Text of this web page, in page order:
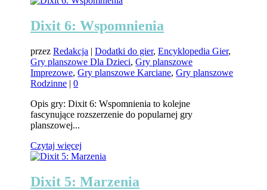
Dixit 6: Wspomnienia
przezRedakcja |Dodatki do gier,Encyklopedia Gier,
Gry planszowe Dla Dzieci,Gry planszowe
Imprezowe,Gry planszowe Karciane,Gry planszowe
Rodzinne |0
Opis gry: Dixit 6: Wspomnienia to kolejne
fascynujące rozszerzenie do popularnej gry
planszowej...
Czytaj więcej
Dixit 5: Marzenia